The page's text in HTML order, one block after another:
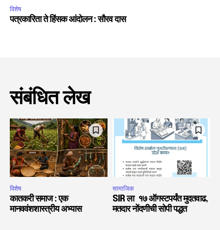
विशेष
पत्रकारिता ते हिंसक आंदोलन : सौरव दास
संबंधित लेख
विशेष
कातकरी समाज : एक
मानववंशशास्त्रीय अभ्यास
सामाजिक
SIR ला १७ ऑगस्टपर्यंत मुदतवाढ,
मतदार नोंदणीची सोपी पद्धत